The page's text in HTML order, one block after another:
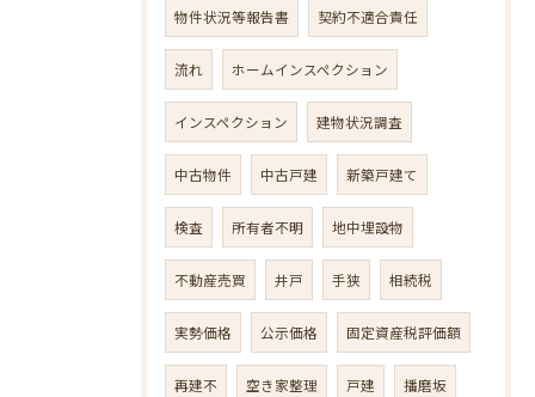
物件状況等報告書 契約不適合責任
流れ ホームインスペクション
インスペクション 建物状況調査
中古物件 中古戸建 新築戸建て
検査 所有者不明 地中埋設物
不動産売買 井戸 手狭 相続税
実勢価格 公示価格 固定資産税評価額
再建不 空き家整理 戸建 播磨坂